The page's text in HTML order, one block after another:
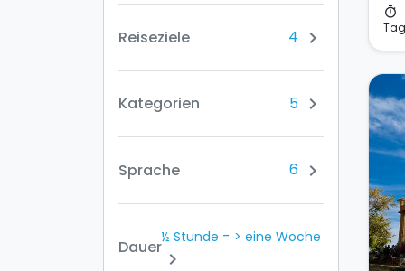
Reiseziele 4 chevron_right
Kategorien 5 chevron_right
Sprache 6 chevron_right
Dauer
½ Stunde - > eine Woche
chevron_right
timer
Tag